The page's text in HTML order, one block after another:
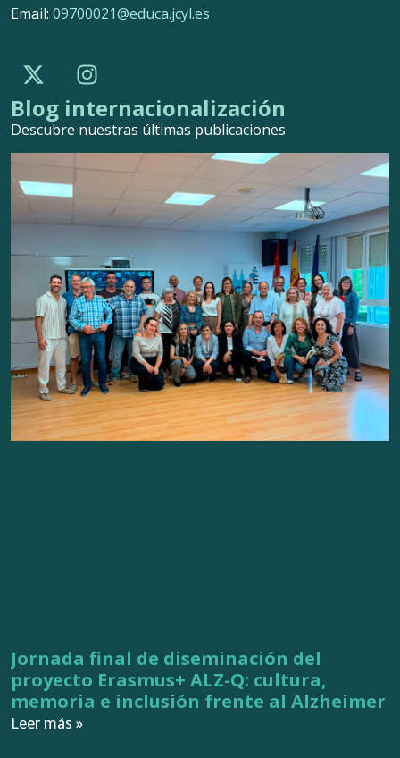
Email: 09700021@educa.jcyl.es
Blog internacionalización
Descubre nuestras últimas publicaciones
Jornada final de diseminación del
proyecto Erasmus+ ALZ-Q: cultura,
memoria e inclusión frente al Alzheimer
Leer más »